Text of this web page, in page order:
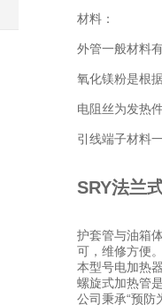
材料：
外管一般材料
氧化镁粉是根
电阻丝为发热
引线端子材料
SRY法兰
护套管与油箱
可，维修方便
本型号电加热
螺旋式加热管
公司秉承“预防